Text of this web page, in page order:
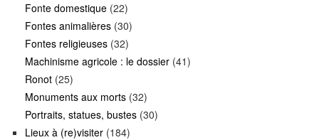
Fonte domestique (22)
Fontes animalières (30)
Fontes religieuses (32)
Machinisme agricole : le dossier (41)
Ronot (25)
Monuments aux morts (32)
Portraits, statues, bustes (30)
Lieux à (re)visiter (184)